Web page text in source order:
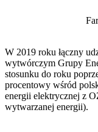
W 2019 roku łączny
wytwórczym Grupy
stosunku do roku
procentowy wśród
energii elektrycznej z
wytwarzanej energii).